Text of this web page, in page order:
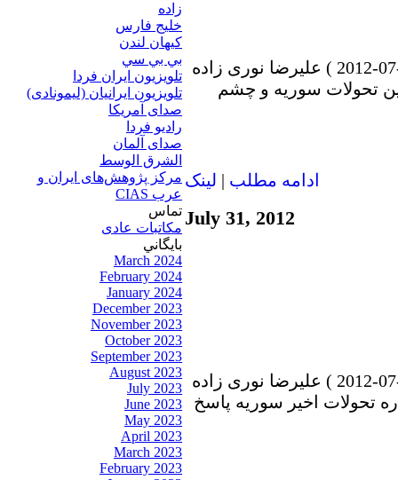
زاده
خلیج فارس
کيهان لندن
بي بي سي
تلویزیون ایران فردا
تلويزيون ايرانيان (ليمونادی)
صدای آمريکا
راديو فردا
صدای آلمان
الشرق الوسط
مرکز پژوهش‌های ايران و
عرب CIAS
تماس
مکاتبات عادی
بايگاني
March 2024
February 2024
January 2024
December 2023
November 2023
October 2023
September 2023
August 2023
July 2023
June 2023
May 2023
April 2023
March 2023
February 2023
در برنامه امشب ساعت خبر ( 30-07-2012 ) علیرضا نوری زاده
تحولات سوریه و چشم
ادامه مطلب | لينک
July 31, 2012
در برنامه امشب ساعت خبر ( 28-07-2012 ) علیرضا نوری زاده
تحولات اخیر سوریه پاسخ